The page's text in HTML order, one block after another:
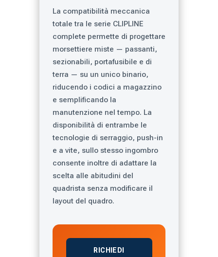
La compatibilità meccanica
totale tra le serie CLIPLINE
complete permette di progettare
morsettiere miste — passanti,
sezionabili, portafusibile e di
terra — su un unico binario,
riducendo i codici a magazzino
e semplificando la
manutenzione nel tempo. La
disponibilità di entrambe le
tecnologie di serraggio, push-in
e a vite, sullo stesso ingombro
consente inoltre di adattare la
scelta alle abitudini del
quadrista senza modificare il
layout del quadro.
RICHIEDI